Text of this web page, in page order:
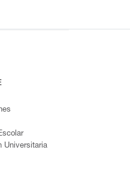
Universitaria